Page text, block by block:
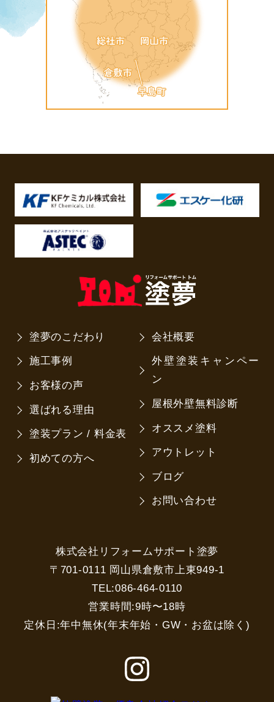
塗夢のこだわり
施工事例
お客様の声
選ばれる理由
塗装プラン / 料金表
初めての方へ
会社概要
外壁塗装キャンペー
ン
屋根外壁無料診断
オススメ塗料
アウトレット
ブログ
お問い合わせ
株式会社リフォームサポート塗夢
〒701-0111 岡山県倉敷市上東949-1
TEL:086-464-0110
営業時間:9時〜18時
定休日:年中無休(年末年始・GW・お盆は除く)